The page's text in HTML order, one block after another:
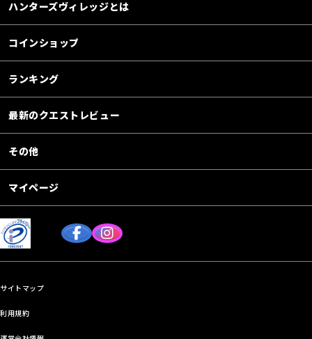
ハンターズヴィレッジとは
コインショップ
ランキング
最新のクエストレビュー
その他
マイページ
サイトマップ
利用規約